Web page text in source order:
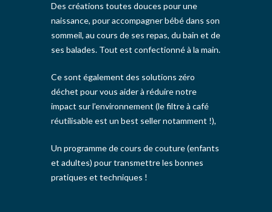
Des créations toutes douces pour une
naissance, pour accompagner bébé dans son
sommeil, au cours de ses repas, du bain et de
ses balades. Tout est confectionné à la main.
Ce sont également des solutions zéro
déchet pour vous aider à réduire notre
impact sur l’environnement (le filtre à café
réutilisable est un best seller notamment !),
Un programme de cours de couture (enfants
et adultes) pour transmettre les bonnes
pratiques et techniques !